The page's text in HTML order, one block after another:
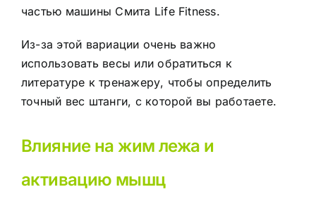
частью машины Смита Life Fitness.
Из-за этой вариации очень важно
использовать весы или обратиться к
литературе к тренажеру, чтобы определить
точный вес штанги, с которой вы работаете.
Влияние на жим лежа и
активацию мышц